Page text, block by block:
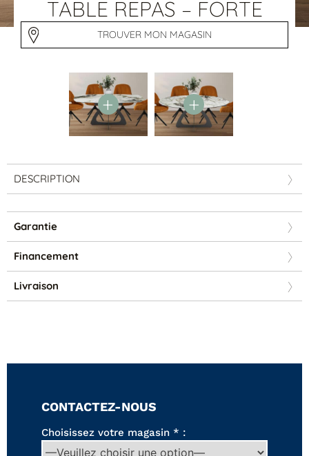
PAR FORME
Canapés avec méridienne
Canapés modulables
Canapés 2 places
Tables repas
Tapis
Contemporain
TABLE REPAS – FORTE
TROUVER MON MAGASIN
DESCRIPTION
Garantie
Financement
Livraison
CONTACTEZ-NOUS
Choisissez votre magasin * :